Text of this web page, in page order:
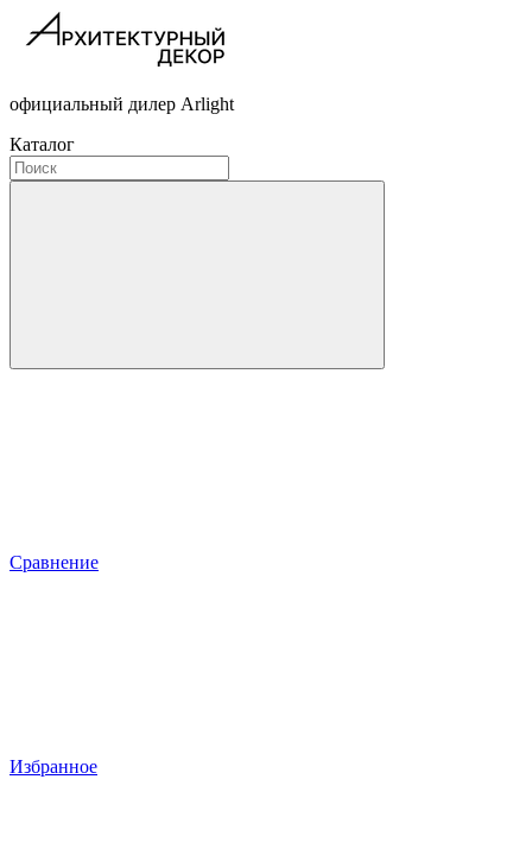
официальный дилер Arlight
Каталог
Сравнение
Избранное